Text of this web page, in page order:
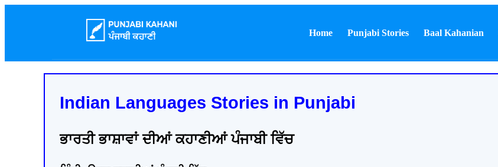
Home Punjabi Stories Baal Kahanian
Indian Languages Stories in Punjabi
ਭਾਰਤੀ ਭਾਸ਼ਾਵਾਂ ਦੀਆਂ ਕਹਾਣੀਆਂ ਪੰਜਾਬੀ ਵਿੱਚ